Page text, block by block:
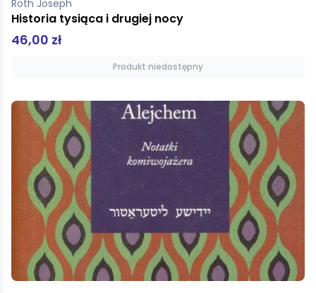
Roth Joseph
Historia tysiąca i drugiej nocy
46,00 zł
Produkt niedostępny